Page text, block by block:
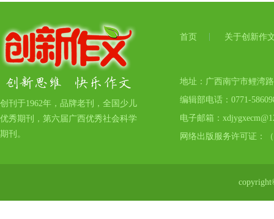
创刊于1962年，品牌老刊，全国少儿
优秀期刊，第六届广西优秀社会科学
期刊。
首页 关于创新作
地址：广西南宁市鲤湾
编辑部电话：0771-
电子邮箱：
网络出版服务许可证：